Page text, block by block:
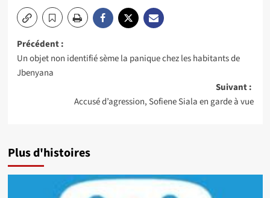
Navigation
d’article
Précédent :
Un objet non identifié sème la panique chez les habitants de
Jbenyana
Suivant :
Accusé d’agression, Sofiene Siala en garde à vue
Plus d'histoires